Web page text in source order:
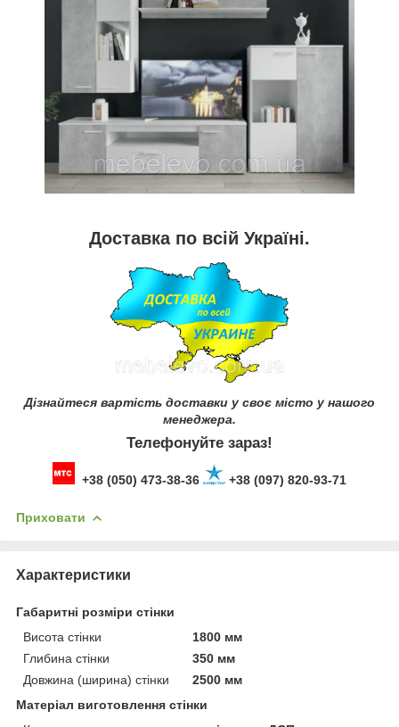
Доставка по всій Україні.
Дізнайтеся вартість доставки у своє місто у нашого
менеджера.
Телефонуйте зараз!
+38 (050) 473-38-36 +38 (097) 820-93-71
Приховати
Характеристики
Габаритні розміри стінки
Висота стінки
1800 мм
Глибина стінки
350 мм
Довжина (ширина) стінки
2500 мм
Матеріал виготовлення стінки